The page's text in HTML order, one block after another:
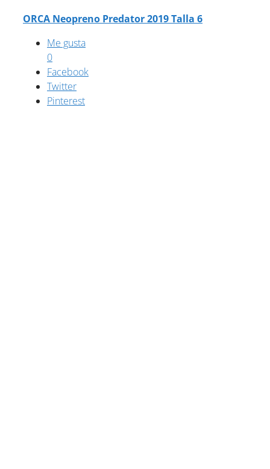
ORCA Neopreno Predator 2019 Talla 6
Me gusta
0
Facebook
Twitter
Pinterest